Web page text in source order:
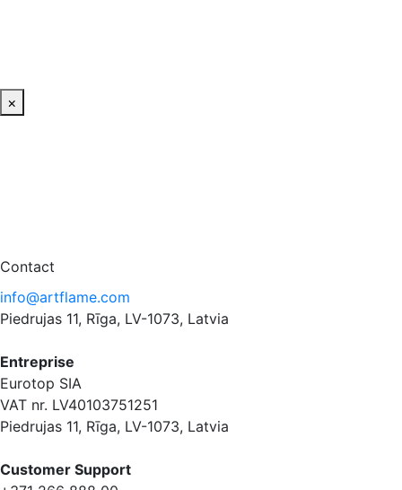
×
Contact
info@artflame.com
Piedrujas 11, Rīga, LV-1073, Latvia
Entreprise
Eurotop SIA
VAT nr. LV40103751251
Piedrujas 11, Rīga, LV-1073, Latvia
Сustomer Support